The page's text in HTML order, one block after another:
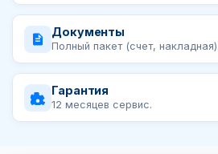
Документы
Полный пакет (счет, накладная).
Гарантия
12 месяцев сервис.